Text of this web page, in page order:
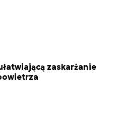
zaskarżanie